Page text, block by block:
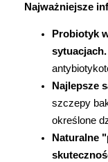
Najważniejsze
Probiotyk
sytuacjach.
Najlepsze
szczepy
określone
Naturalne